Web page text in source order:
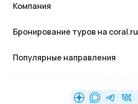
Компания
Бронирование туров на coral.ru
Популярные направления